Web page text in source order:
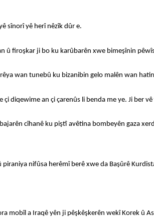
sînorî yê herî nêzîk dûr e.
û firoşkar ji bo ku karûbarên xwe bimeşînin
wan tunebû ku bizanibin gelo malên wan
diqewime an çi çarenûs li benda me ye. Ji ber
cîhanê ku piştî avêtina bombeyên gaza
nifûsa herêmî berê xwe da Başûrê
mobîl a Iraqê yên ji pêşkêşkerên wekî Korek û